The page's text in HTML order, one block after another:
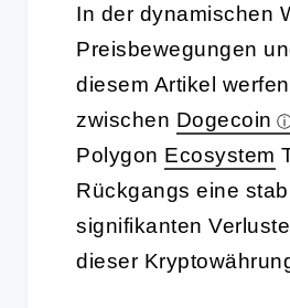
In der dynamischen
Preisbewegungen
diesem Artikel
zwischen Dogecoin
Polygon Ecosystem
Rückgangs eine
signifikanten
dieser